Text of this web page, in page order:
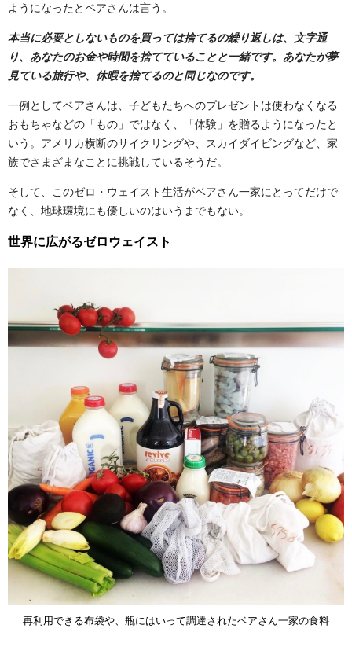
ようになったとベアさんは言う。
本当に必要としないものを買っては捨てるの繰り返しは、文字通
り、あなたのお金や時間を捨てていることと一緒です。あなたが夢
見ている旅行や、休暇を捨てるのと同じなのです。
一例としてベアさんは、子どもたちへのプレゼントは使わなくなる
おもちゃなどの「もの」ではなく、「体験」を贈るようになったと
いう。アメリカ横断のサイクリングや、スカイダイビングなど、家
族でさまざまなことに挑戦しているそうだ。
そして、このゼロ・ウェイスト生活がベアさん一家にとってだけで
なく、地球環境にも優しいのはいうまでもない。
世界に広がるゼロウェイスト
再利用できる布袋や、瓶にはいって調達されたベアさん一家の食料